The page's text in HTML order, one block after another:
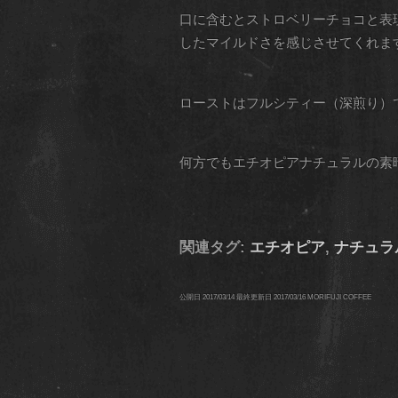
口に含むとストロベリーチョコと
したマイルドさを感じさせてくれま
ローストはフルシティー（深煎り
何方でもエチオピアナチュラルの
関連タグ: エチオピア, ナチュ
公開日 2017/03/14 最終更新日 2017/03/16 MORIFUJI COFFEE